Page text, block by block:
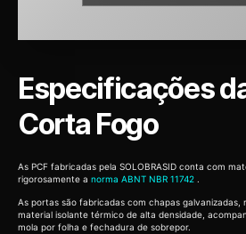
Especificações
Corta Fogo
As PCF fabricadas pela SOLOBRASID conta com
rigorosamente a norma ABNT NBR 11742 .
As portas são fabricadas com chapas
material isolante térmico de alta densidade,
mola por folha e fechadura de sobrepor.